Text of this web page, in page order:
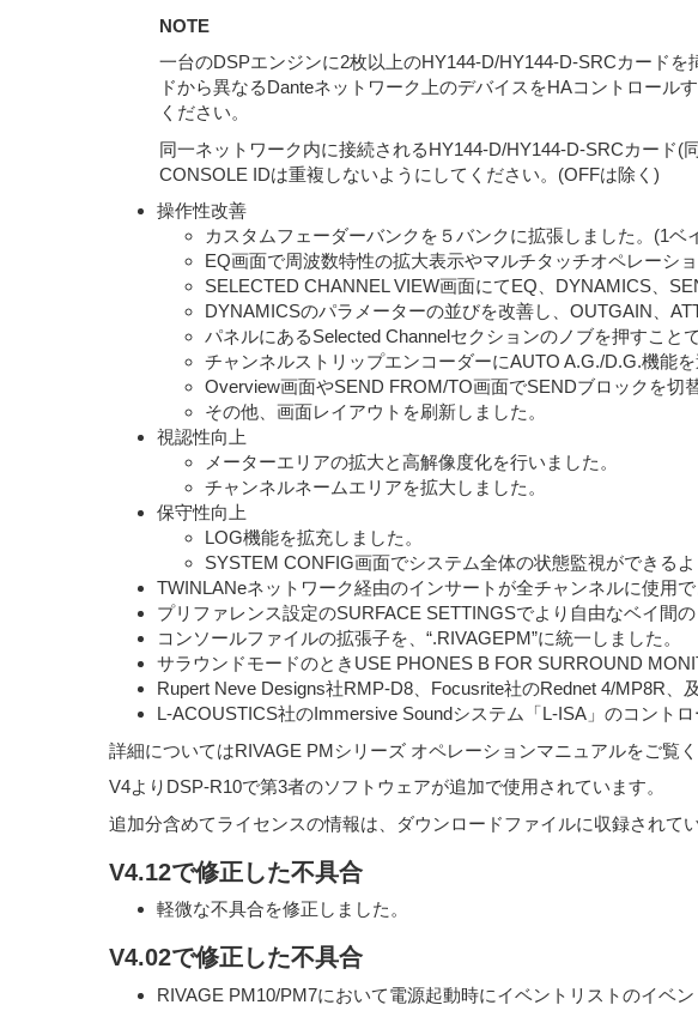
NOTE
一台のDSPエンジンに2枚以上のHY144-D/HY144-D-SRCカード
ドから異なるDanteネットワーク上のデバイスをHAコントロー
ください。
同一ネットワーク内に接続されるHY144-D/HY144-D-SRCカード
CONSOLE IDは重複しないようにしてください。(OFFは除く)
操作性改善
カスタムフェーダーバンクを５バンクに拡張しました。(1
EQ画面で周波数特性の拡大表示やマルチタッチオペレーシ
SELECTED CHANNEL VIEW画面にてEQ、DYNAMICS、
DYNAMICSのパラメーターの並びを改善し、OUTGAIN、
パネルにあるSelected Channelセクションのノブを押すこと
チャンネルストリップエンコーダーにAUTO A.G./D.G.機能を
Overview画面やSEND FROM/TO画面でSENDブロックを切
その他、画面レイアウトを刷新しました。
視認性向上
メーターエリアの拡大と高解像度化を行いました。
チャンネルネームエリアを拡大しました。
保守性向上
LOG機能を拡充しました。
SYSTEM CONFIG画面でシステム全体の状態監視ができるよ
TWINLANeネットワーク経由のインサートが全チャンネルに使用で
プリファレンス設定のSURFACE SETTINGSでより自由なベイ間
コンソールファイルの拡張子を、“.RIVAGEPM”に統一しました。
サラウンドモードのときUSE PHONES B FOR SURROUND
Rupert Neve Designs社RMP-D8、Focusrite社のRednet 4/MP8R、
L-ACOUSTICS社のImmersive Soundシステム「L-ISA」のコントロ
詳細についてはRIVAGE PMシリーズ オペレーションマニュアルをご覧く
V4よりDSP-R10で第3者のソフトウェアが追加で使用されています。
追加分含めてライセンスの情報は、ダウンロードファイルに収録されて
V4.12で修正した不具合
軽微な不具合を修正しました。
V4.02で修正した不具合
RIVAGE PM10/PM7において電源起動時にイベントリストのイベ